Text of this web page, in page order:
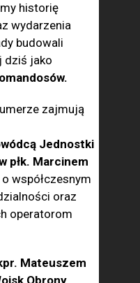
historię
wydarzenia
budowali
dziś jako
zajmują
Jednostki
płk. Marcinem
współczesnym
oraz
operatorom
Mateuszem
Obrony